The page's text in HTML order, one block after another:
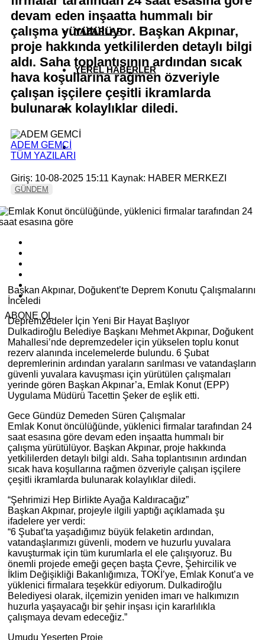
YAZARLAR
YEREL HABERLER
devam eden inşaatta hummalı bir
çalışma yürütülüyor. Başkan Akpınar,
proje hakkında yetkililerden detaylı bilgi
aldı. Saha toplantısının ardından sıcak
hava koşullarına rağmen özveriyle
çalışan işçilere çeşitli ikramlarda
bulunarak kolaylıklar diledi.
ADEM GEMCİ
TÜM YAZILARI
Giriş: 10-08-2025 15:11 Kaynak: HABER MERKEZI
GÜNDEM
ABONE OL
Başkan Akpınar, Doğukent’te Deprem Konutu Çalışmalarını
İnceledi
Depremzedeler İçin Yeni Bir Hayat Başlıyor
Dulkadiroğlu Belediye Başkanı Mehmet Akpınar, Doğukent
Mahallesi’nde depremzedeler için yükselen toplu konut
rezerv alanında incelemelerde bulundu. 6 Şubat
depremlerinin ardından yaraların sarılması ve vatandaşların
güvenli yuvalara kavuşması için yürütülen çalışmaları
yerinde gören Başkan Akpınar’a, Emlak Konut (EPP)
Uygulama Müdürü Tacettin Şeker de eşlik etti.
Gece Gündüz Demeden Süren Çalışmalar
Emlak Konut öncülüğünde, yüklenici firmalar tarafından 24
saat esasına göre devam eden inşaatta hummalı bir
çalışma yürütülüyor. Başkan Akpınar, proje hakkında
yetkililerden detaylı bilgi aldı. Saha toplantısının ardından
sıcak hava koşullarına rağmen özveriyle çalışan işçilere
çeşitli ikramlarda bulunarak kolaylıklar diledi.
“Şehrimizi Hep Birlikte Ayağa Kaldıracağız”
Başkan Akpınar, projeyle ilgili yaptığı açıklamada şu
ifadelere yer verdi:
“6 Şubat’ta yaşadığımız büyük felaketin ardından,
vatandaşlarımızı güvenli, modern ve huzurlu yuvalara
kavuşturmak için tüm kurumlarla el ele çalışıyoruz. Bu
önemli projede emeği geçen başta Çevre, Şehircilik ve
İklim Değişikliği Bakanlığımıza, TOKİ’ye, Emlak Konut’a ve
yüklenici firmalara teşekkür ediyorum. Dulkadiroğlu
Belediyesi olarak, ilçemizin yeniden imarı ve halkımızın
huzurla yaşayacağı bir şehir inşası için kararlılıkla
çalışmaya devam edeceğiz.”
Umudu Yeşerten Proje